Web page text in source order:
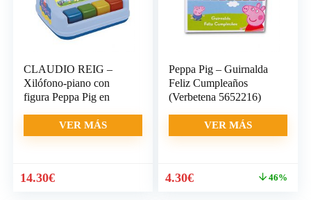
CLAUDIO REIG –
Xilófono-piano con
figura Peppa Pig en
VER MÁS
14.30€
Peppa Pig – Guirnalda
Feliz Cumpleaños
(Verbetena 5652216)
VER MÁS
El
4.30€El
46%